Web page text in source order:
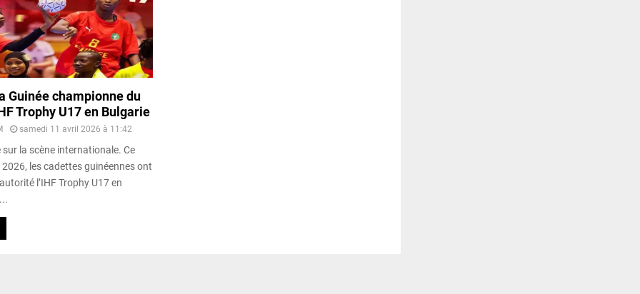
Guinée championne du
Trophy U17 en Bulgarie
samedi 11 avril 2026 à 11:42
sur la scène internationale. Ce
les cadettes guinéennes ont
l’IHF Trophy U17 en